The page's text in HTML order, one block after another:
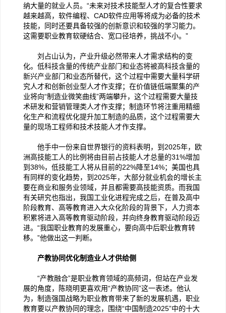
纳大量的就业人员。“未来对技术技能型人才的复合性要求
越来越高，软件编程、CAD软件应用等将成为必备的技术
技能，同时还要具备较强的创新意识和较强的学习能力。
这需要职业教育软硬结合、宽口径培养，挑战不小。”
刘占山认为，产业升级必然带来人才需求结构的变
化。低科技含量的传统产业部门和业态将被高科技含量的
新兴产业部门和业态所替代，这个过程中需要大量科学研
究人才和创新创业型人才作支撑；在价值链低端聚集的产
业将向“制造业微笑曲线”两端攀升，这个过程需要大量技
术研发和营销管理类人才作支撑；制造环节将注重用精细
化生产和流程优化提升加工制造的品质，这个过程需要大
量的现场工程师和技术技能人才作支撑。
他手中一份来自世界银行的资料表明，到2025年，欧
洲高技能工人的比例将由目前占技能人才总量的31%增加
到38%，低技能工人将从目前的22%降至14%；美国也具
有同样的变化趋势，到2025年，大部分就业机会的增长主
要在商业和服务业领域，并且都需要高技能资质。而我国
有关研究也指出，我国工业化进程完成之后，在普及高中
阶段教育、高等教育进入大众化阶段的背景下，人力资本
积累将进入高等教育驱动阶段，并向终身教育驱动阶段迈
进。“我国职业教育的发展重心，要向高中后职业教育转
移。”他做出这一判断。
产教协同优化制造业人才供给侧
“产教融合”是职业教育领域的高频词，但站在产业发
展的角度，陈晓明更喜欢用“产教协同”这一表述。他认
为，制造强国战略为职业教育带来了新的发展机遇，职业
教育要以产教协同的理念，围绕“中国制造2025”中的十大